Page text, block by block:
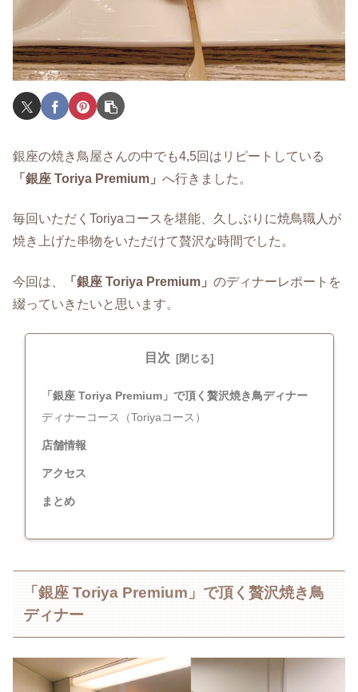
銀座の焼き鳥屋さんの中でも4,5回はリピートしている
「銀座 Toriya Premium」 へ行きました。
毎回いただくToriyaコースを堪能、久しぶりに焼鳥職人が
焼き上げた串物をいただけて贅沢な時間でした。
今回は、 「銀座 Toriya Premium 」 のディナーレポートを
綴っていきたいと思います。
目次
「銀座 Toriya Premium」で頂く贅沢焼き鳥ディナー
ディナーコース（Toriyaコース）
店舗情報
アクセス
まとめ
「銀座 Toriya Premium」で頂く贅沢焼き鳥
ディナー